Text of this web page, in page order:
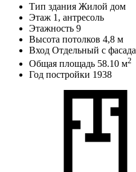
Тип здания Жилой дом
Этаж 1, антресоль
Этажность 9
Высота потолков 4,8 м
Вход Отдельный с фасада
Общая площадь 58.10 м2
Год постройки 1938